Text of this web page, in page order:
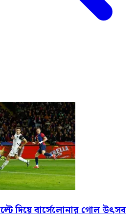
দিয়ে বার্সেলোনার গোল উৎসব